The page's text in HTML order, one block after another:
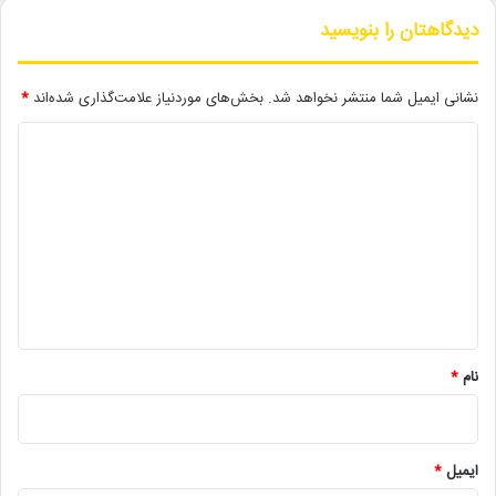
بیست سال پس از آن تصمیم، این دو سرانجام در فیلم جدید اندرسون
«نبردی از پس نبردی دیگر» همکاری کردند؛ اثری که دی‌کاپریو آن را
«سیاسی و فرهنگی» و پر از تأثیر روانی بر مخاطب توصیف کرده است.
دیگر خبرها
• مجله هنری
• جزئیات اکران مستند «ماسک» منتشر شد
• تالار حافظ میزبان «کافه نادری» می‌شود
دیدگاهتان را بنویسید
نشانی ایمیل شما منتشر نخواهد شد. بخش‌های موردنیاز علامت‌گذاری شده‌اند *
نام*
ایمیل*